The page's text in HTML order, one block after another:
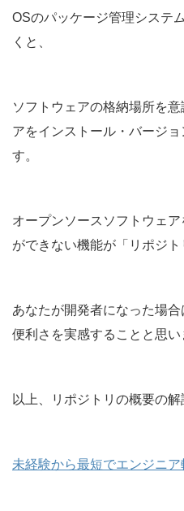
OSのパッケージ管理システ
くと、
ソフトウェアの格納場所を
アをインストール・バージ
す。
オープンソースソフトウェ
ができない機能が「リポジト
あなたが開発者になった場
便利さを実感することと思い
以上、リポジトリの概要の解
未経験から最短でエンジニ